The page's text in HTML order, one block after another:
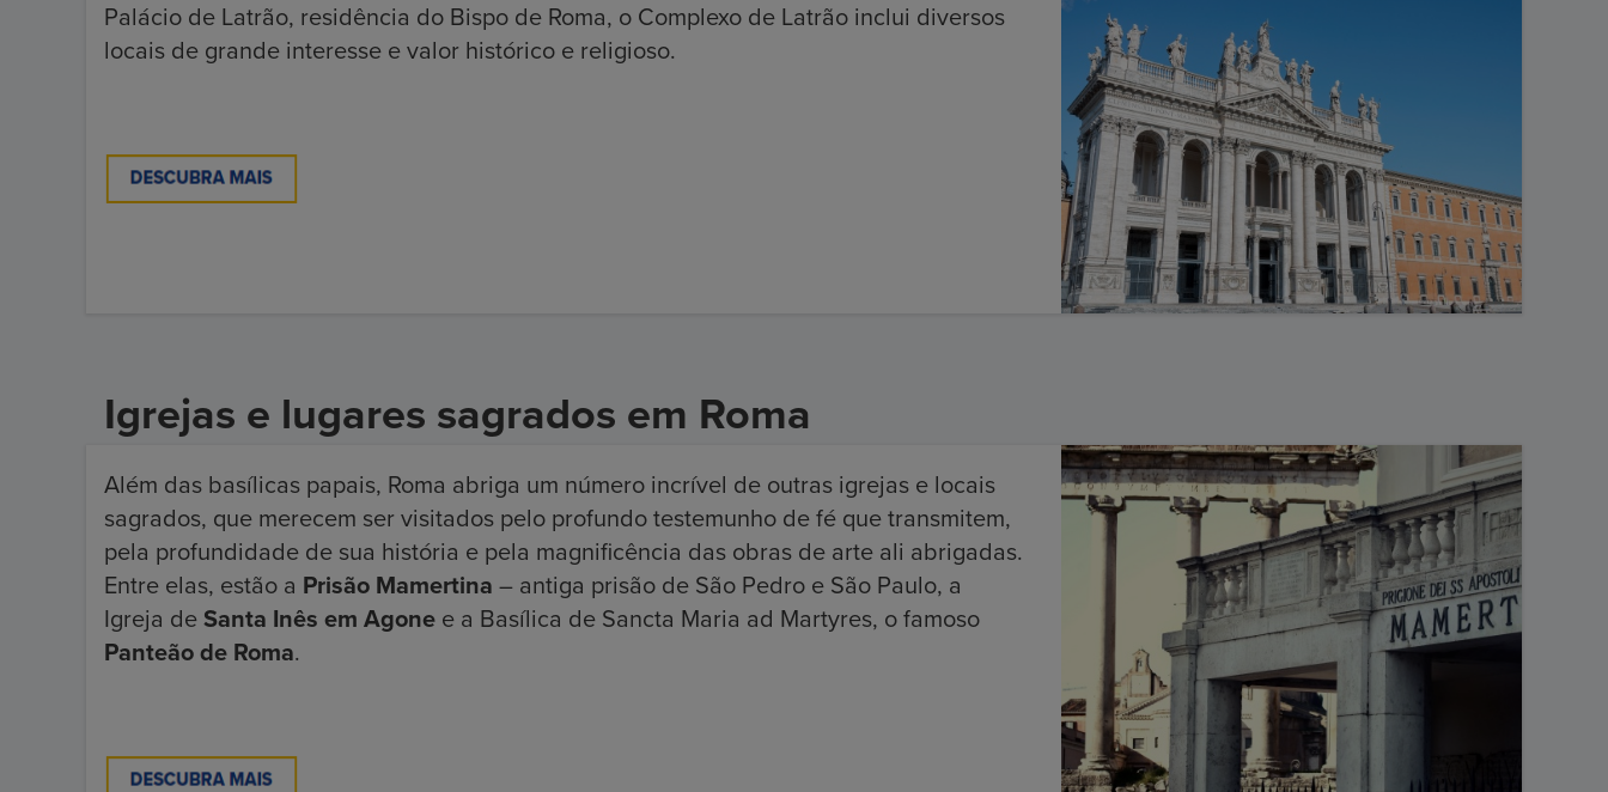
Palácio de Latrão, residência do Bispo de Roma, o Complexo de Latrão inclui diversos
locais de grande interesse e valor histórico e religioso.
Igrejas e lugares sagrados em Roma
Além das basílicas papais, Roma abriga um número incrível de outras igrejas e locais
sagrados, que merecem ser visitados pelo profundo testemunho de fé que transmitem,
pela profundidade de sua história e pela magnificência das obras de arte ali abrigadas.
Entre elas, estão a Prisão Mamertina – antiga prisão de São Pedro e São Paulo, a
Igreja de Santa Inês em Agone e a Basílica de Sancta Maria ad Martyres, o famoso
Panteão de Roma.